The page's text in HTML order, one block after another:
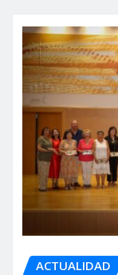
ACTUALIDAD